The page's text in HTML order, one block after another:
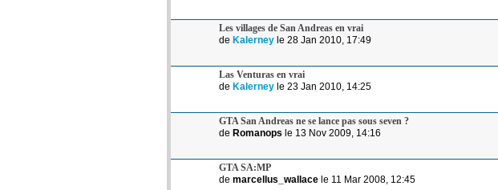
Les villages de San Andreas en vrai
de Kalerney le 28 Jan 2010, 17:49
Las Venturas en vrai
de Kalerney le 23 Jan 2010, 14:25
GTA San Andreas ne se lance pas sous seven ?
de Romanops le 13 Nov 2009, 14:16
GTA SA:MP
de marcellus_wallace le 11 Mar 2008, 12:45